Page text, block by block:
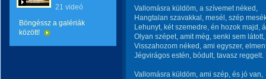
21 videó
Böngéssz a galériák
között!
Vallomásra küldöm, a szívemet néked,
Hangtalan szavakkal, mesél, szép
Lehunyt, két szemedre, én hozok majd,
Olyan szépet, amit még, senki sem látott,
Visszahozom néked, ami egyszer,
Jégvirágos estén, bódult, tavasz reggelt.
Vallomásra küldöm, ami szép, és jó van,